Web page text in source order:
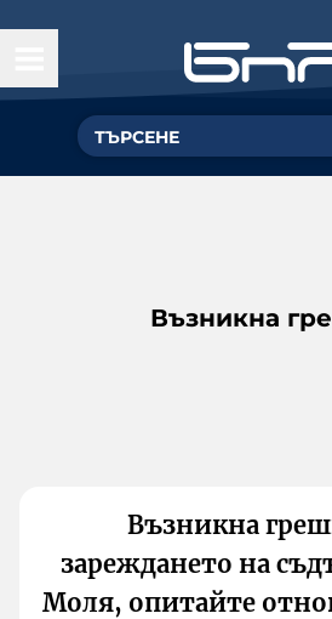
Възникна
Възникна
зареждането на
Моля, опитайте